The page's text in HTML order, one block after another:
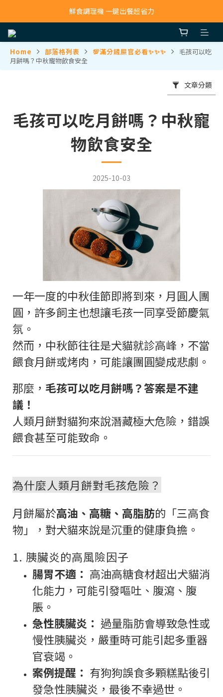
寵物吸毛機 吸毛清淨抗敏一次搞定
Home 部落格列表 💯滿分鏟屎官必看✨✨✨
毛孩可以吃
月餅嗎？中秋寵物飲食安全
文章分類
毛孩可以吃月餅嗎？中秋寵
物飲食安全
2025-10-03
一年一度的中秋佳節即將到來，月圓人團
圓，許多飼主也想讓毛孩一同享受節慶氣
氛。
然而，中秋節往往是犬貓就診高峰，不當
餵食月餅或烤肉，可能讓團圓變成悲劇。
那麼， 毛孩可以吃月餅嗎？答案是不建
議！
人類月餅對貓狗來說潛藏極大危險，錯誤
餵食甚至可能致命。
為什麼人類月餅對毛孩危險？
月餅屬於高油、高糖、高脂肪的「三高食
物」，對犬貓來說是沉重的健康負擔。
1. 胰臟炎的高風險因子
腸胃不適： 高油高糖食材超出犬貓消
化能力，可能引發嘔吐、腹瀉、腹
脹。
急性胰臟炎： 過量脂肪會導致急性或
慢性胰臟炎，嚴重時可能引起多重器
官衰竭。
案例提醒： 有狗狗誤食多顆糕點後引
發急性胰臟炎，最後不幸過世。